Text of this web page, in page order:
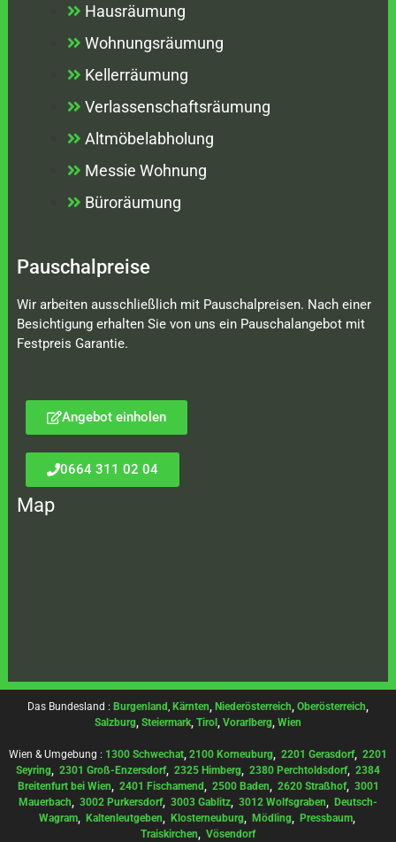
Hausräumung
Wohnungsräumung
Kellerräumung
Verlassenschaftsräumung
Altmöbelabholung
Messie Wohnung
Büroräumung
Pauschalpreise
Wir arbeiten ausschließlich mit Pauschalpreisen. Nach einer
Besichtigung erhalten Sie von uns ein Pauschalangebot mit
Festpreis Garantie.
Angebot einholen
0664 311 02 04
Map
Das Bundesland : Burgenland Kärnten Niederösterreich Oberösterreich
Salzburg Steiermark Tirol Vorarlberg Wien
Wien & Umgebung : 1300 Schwechat 2100 Korneuburg 2201 Gerasdorf, 2201
Seyring
2301 Groß-Enzersdorf, 2325 Himberg 2380 Perchtoldsdorf, 2384
Breitenfurt bei Wien
2401 Fischamend 2500 Baden 2620 Straßhof, 3001
Mauerbach
3002 Purkersdorf, 3003 Gablitz 3012 Wolfsgraben
Deutsch-
Wagram, Kaltenleutgeben Klosterneuburg, Mödling, Pressbaum,
Traiskirchen
Vösendorf